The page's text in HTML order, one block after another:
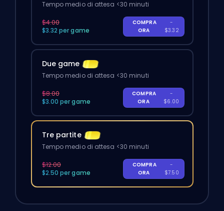
Tempo medio di attesa <30 minuti
$4.00
$3.32 per game
COMPRA
ORA
-
$3.32
Due game
Tempo medio di attesa <30 minuti
$8.00
$3.00 per game
COMPRA
ORA
-
$6.00
Tre partite
Tempo medio di attesa <30 minuti
$12.00
$2.50 per game
COMPRA
ORA
-
$7.50